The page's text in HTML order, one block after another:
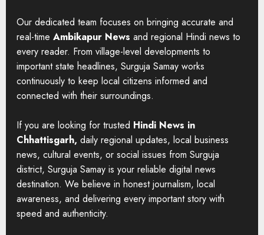
Our dedicated team focuses on bringing accurate and
real-time Ambikapur News and regional Hindi news to
every reader. From village-level developments to
important state headlines, Surguja Samay works
continuously to keep local citizens informed and
connected with their surroundings.
If you are looking for trusted Hindi News in
Chhattisgarh, daily regional updates, local business
news, cultural events, or social issues from Surguja
district, Surguja Samay is your reliable digital news
destination. We believe in honest journalism, local
awareness, and delivering every important story with
speed and authenticity.